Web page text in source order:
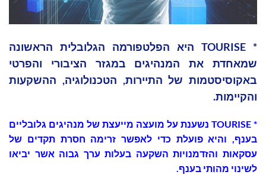
* TOURISE היא הפלטפורמה הגלובלית הראשונה
שמאחדת את המנהיגים במגזר הציבורי והפרטי
באקוסיסטמות של התיירות, הטכנולוגיה, ההשקעות
והקיימות.
*
TOURISE נשענת על מועצה מייעצת של מנהיגים גלובליים
בענף, והיא פועלת כדי לאפשר זרימה חסרת תקדים של
עסקאות והזדמנויות השקעה בעלות ערך גבוה אשר יביאו
לשינוי מהותי בענף.